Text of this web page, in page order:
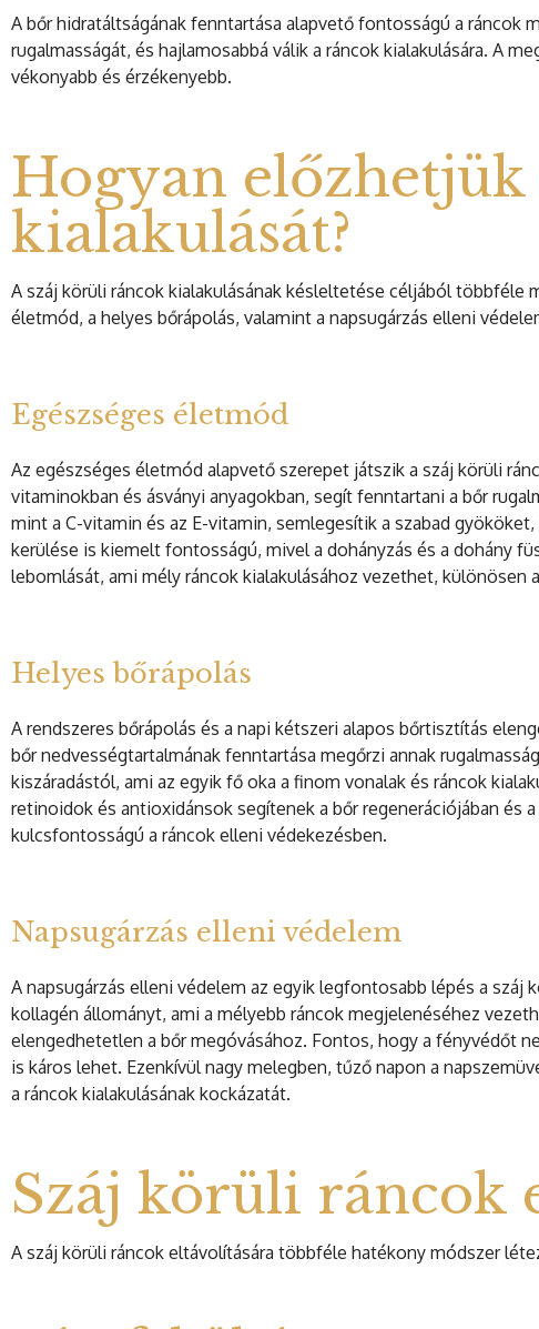
A bőr hidratáltságának fenntartása alapvető fontosságú a
rugalmasságát, és hajlamosabbá válik a ráncok kialakulására. A
vékonyabb és érzékenyebb.
Hogyan
kialakulását?
A száj körüli ráncok kialakulásának késleltetése céljából többféle
életmód, a helyes bőrápolás, valamint a napsugárzás elleni
Egészséges életmód
Az egészséges életmód alapvető szerepet játszik a száj körüli
vitaminokban és ásványi anyagokban, segít fenntartani a bőr
mint a C-vitamin és az E-vitamin, semlegesítik a szabad
kerülése is kiemelt fontosságú, mivel a dohányzás és a dohány
lebomlását, ami mély ráncok kialakulásához vezethet, különösen
Helyes bőrápolás
A rendszeres bőrápolás és a napi kétszeri alapos bőrtisztítás
bőr nedvességtartalmának fenntartása megőrzi annak
kiszáradástól, ami az egyik fő oka a finom vonalak és ráncok
retinoidok és antioxidánsok segítenek a bőr regenerációjában
kulcsfontosságú a ráncok elleni védekezésben.
Napsugárzás elleni védelem
A napsugárzás elleni védelem az egyik legfontosabb lépés a
kollagén állományt, ami a mélyebb ráncok megjelenéséhez
elengedhetetlen a bőr megóvásához. Fontos, hogy a fényvédőt
is káros lehet. Ezenkívül nagy melegben, tűző napon a
a ráncok kialakulásának kockázatát.
Száj körüli ráncok
A száj körüli ráncok eltávolítására többféle hatékony módszer